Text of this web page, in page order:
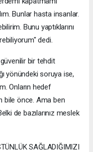
Bunlar hasta insanlar.
Bunu yaptıklarını
dedi.
bir tehdit
yönündeki soruya ise,
Onların hedef
bile önce. Ama ben
de bazılarınız meslek
SAĞLADIĞIMIZI